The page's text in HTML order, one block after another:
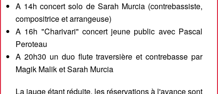
A 14h concert solo de Sarah Murcia (contrebassiste,
compositrice et arrangeuse)
A 16h "Charivari" concert jeune public avec Pascal
Peroteau
A 20h30 un duo flute traversière et contrebasse par
Magik Malik et Sarah Murcia
La jauge étant réduite, les réservations à l'avance sont